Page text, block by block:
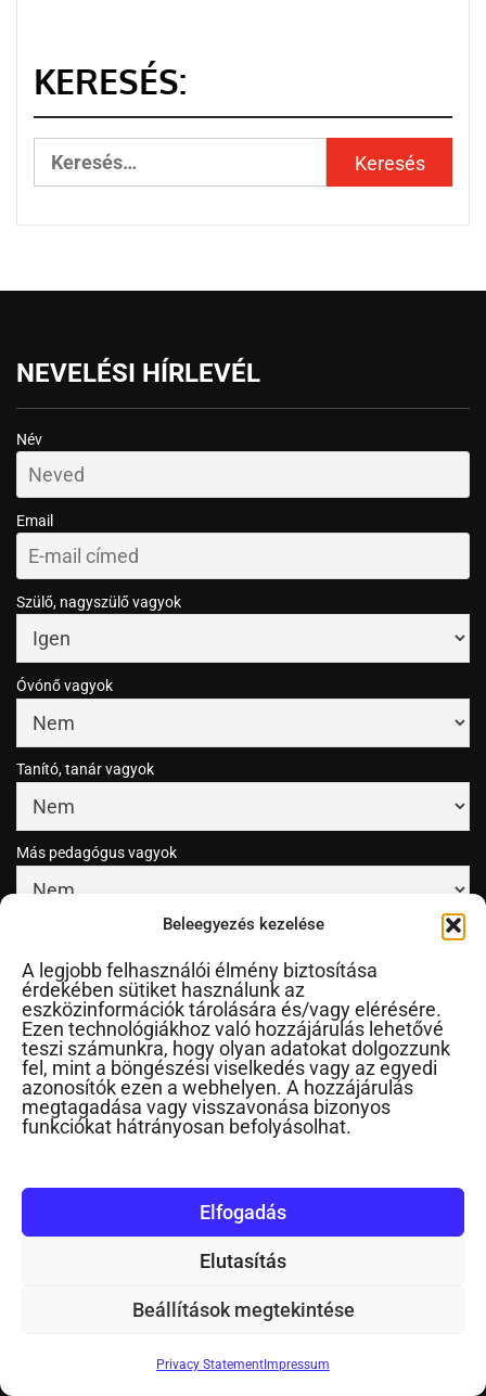
Beleegyezés kezelése
A legjobb felhasználói élmény biztosítása
érdekében sütiket használunk az
eszközinformációk tárolására és/vagy elérésére.
Ezen technológiákhoz való hozzájárulás lehetővé
teszi számunkra, hogy olyan adatokat dolgozzunk
fel, mint a böngészési viselkedés vagy az egyedi
azonosítók ezen a webhelyen. A hozzájárulás
megtagadása vagy visszavonása bizonyos
funkciókat hátrányosan befolyásolhat.
Elfogadás
Elutasítás
Beállítások megtekintése
Privacy Statement Impressum
KERESÉS:
NEVELÉSI HÍRLEVÉL
Név
Email
Szülő, nagyszülő vagyok
Óvónő vagyok
Tanító, tanár vagyok
Más pedagógus vagyok
Elfogadom az adatvédelmi irányelvet, ami alapján adataimat
bizalmasan kezelik.
Gondolatok a nevelésről
Gyakorlatias gyereknevelés